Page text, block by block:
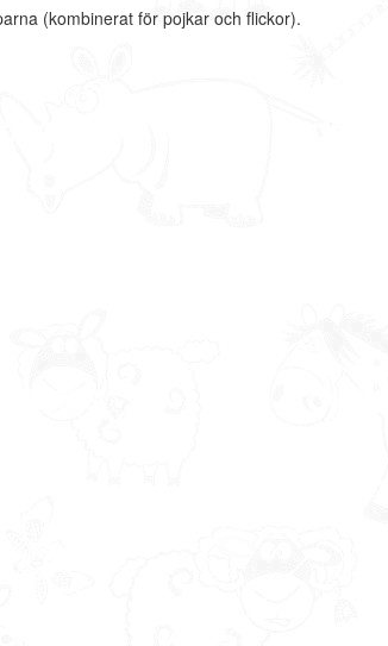
(kombinerat för pojkar och flickor).